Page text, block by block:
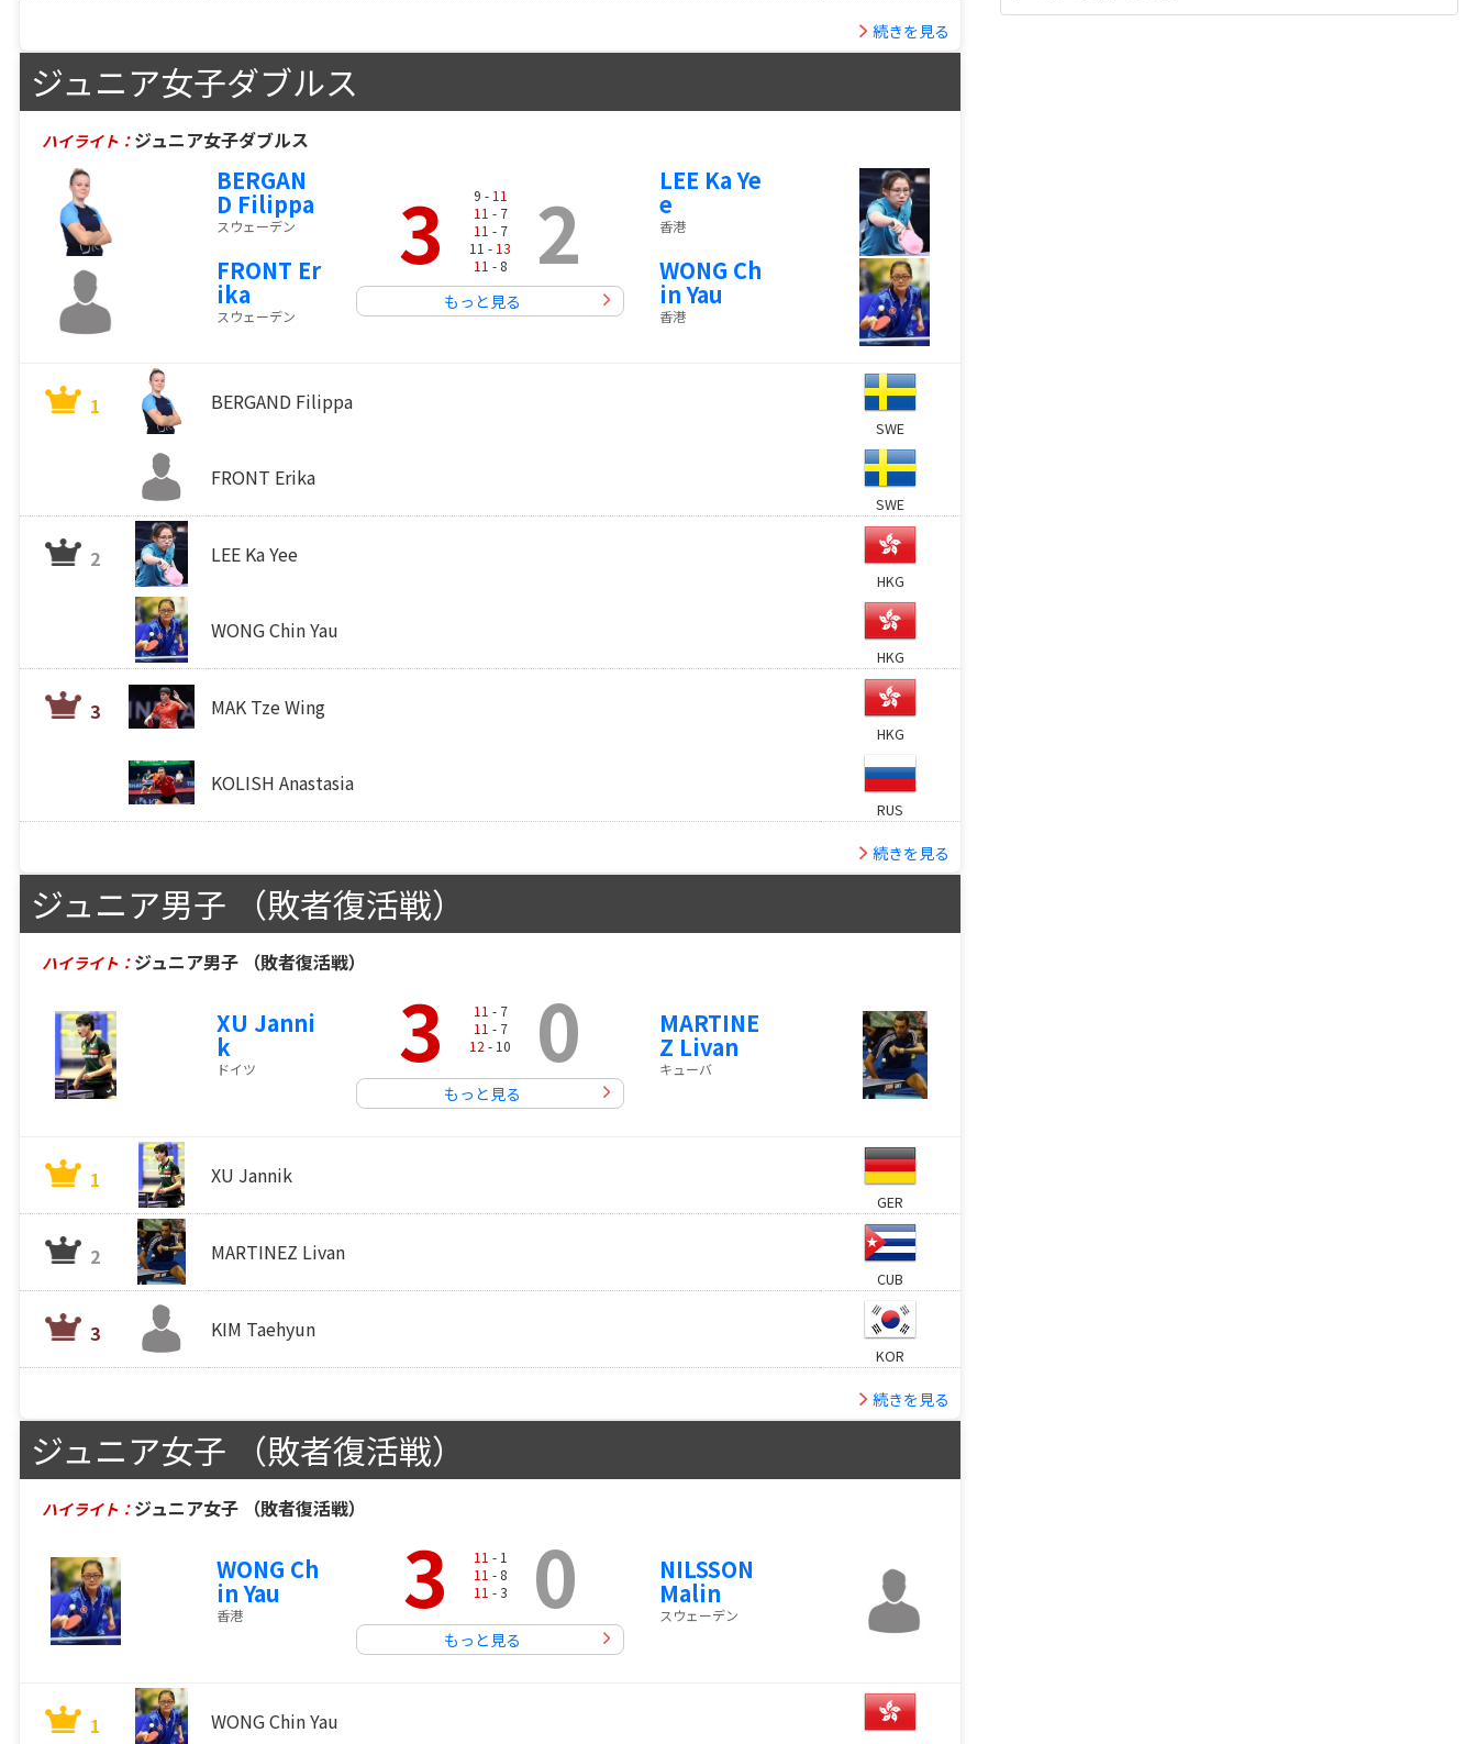
続きを見る
ジュニア女子ダブルス
ハイライト： ジュニア女子ダブルス
BERGAN
D Filippa
スウェーデン
FRONT Er
ika
スウェーデン
3 9 - 11
11 - 7
11 - 7
11 - 13
11 - 8 2
もっと見る
LEE Ka Ye
e
香港
WONG Ch
in Yau
香港
1 BERGAND Filippa
SWE
FRONT Erika
SWE
2 LEE Ka Yee
HKG
WONG Chin Yau
HKG
3 MAK Tze Wing
HKG
KOLISH Anastasia
RUS
続きを見る
ジュニア男子 （敗者復活戦）
ハイライト： ジュニア男子 （敗者復活戦）
XU Janni
k
ドイツ 3 11 - 7
11 - 7
12 - 10 0
もっと見る
MARTINE
Z Livan
キューバ
1 XU Jannik
GER
2 MARTINEZ Livan
CUB
3 KIM Taehyun
KOR
続きを見る
ジュニア女子 （敗者復活戦）
ハイライト： ジュニア女子 （敗者復活戦）
WONG Ch
in Yau
香港 3 11 - 1
11 - 8
11 - 3 0
もっと見る
NILSSON
Malin
スウェーデン
1 WONG Chin Yau